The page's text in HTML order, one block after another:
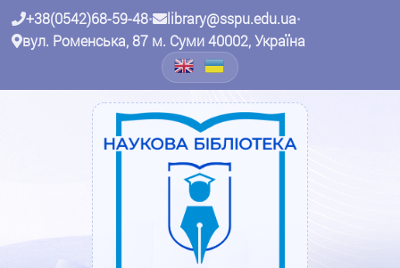
+38(0542)68-59-48• library@sspu.edu.ua•
вул. Роменська, 87 м. Суми 40002, Україна